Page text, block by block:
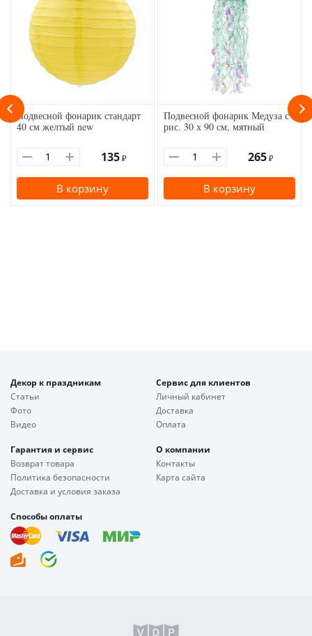
Подвесной фонарик стандарт
40 см желтый new
135 ₽
В корзину
Подвесной фонарик Медуза с
рис. 30 х 90 см, мятный
265 ₽
В корзину
Декор к праздникам
Статьи
Фото
Видео
Сервис для клиентов
Личный кабинет
Доставка
Оплата
Гарантия и сервис
Возврат товара
Политика безопасности
Доставка и условия заказа
О компании
Контакты
Карта сайта
Способы оплаты